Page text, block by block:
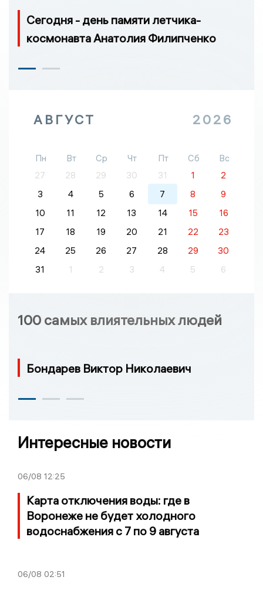
Сегодня - день памяти летчика-
космонавта Анатолия Филипченко
АВГУСТ 2026
Пн Вт Ср Чт Пт Сб
Вс
27
28 29 30 31 1
2
3
4 5 6 7 8
9
10
11 12 13 14 15
16
17
18 19 20 21 22
23
24
25 26 27 28 29
30
31
1 2 3 4 5 6
100 самых влиятельных людей
Бондарев Виктор Николаевич
Интересные новости
06/08 12:25
Карта отключения воды: где в
Воронеже не будет холодного
водоснабжения с 7 по 9 августа
06/08 02:51